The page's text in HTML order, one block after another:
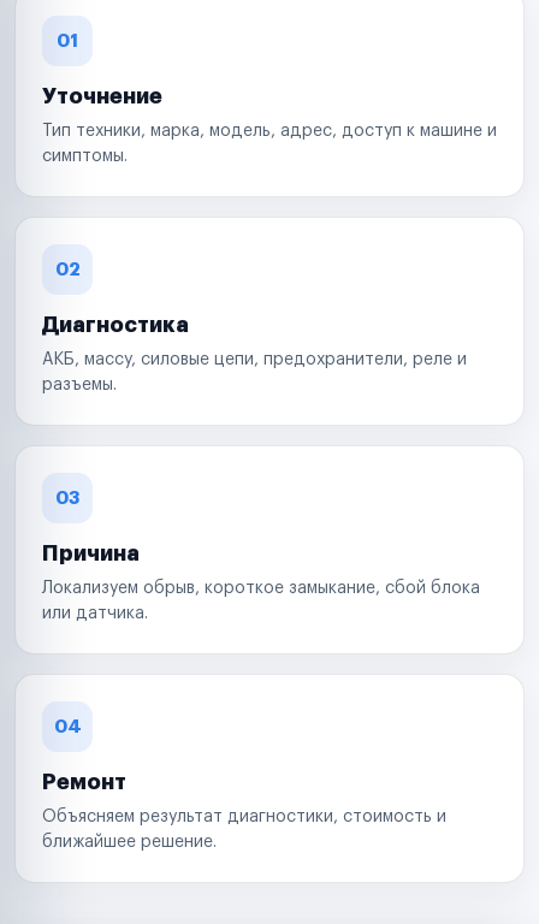
01
Уточнение
Тип техники, марка, модель, адрес, доступ к машине и
симптомы.
02
Диагностика
АКБ, массу, силовые цепи, предохранители, реле и
разъемы.
03
Причина
Локализуем обрыв, короткое замыкание, сбой блока
или датчика.
04
Ремонт
Объясняем результат диагностики, стоимость и
ближайшее решение.